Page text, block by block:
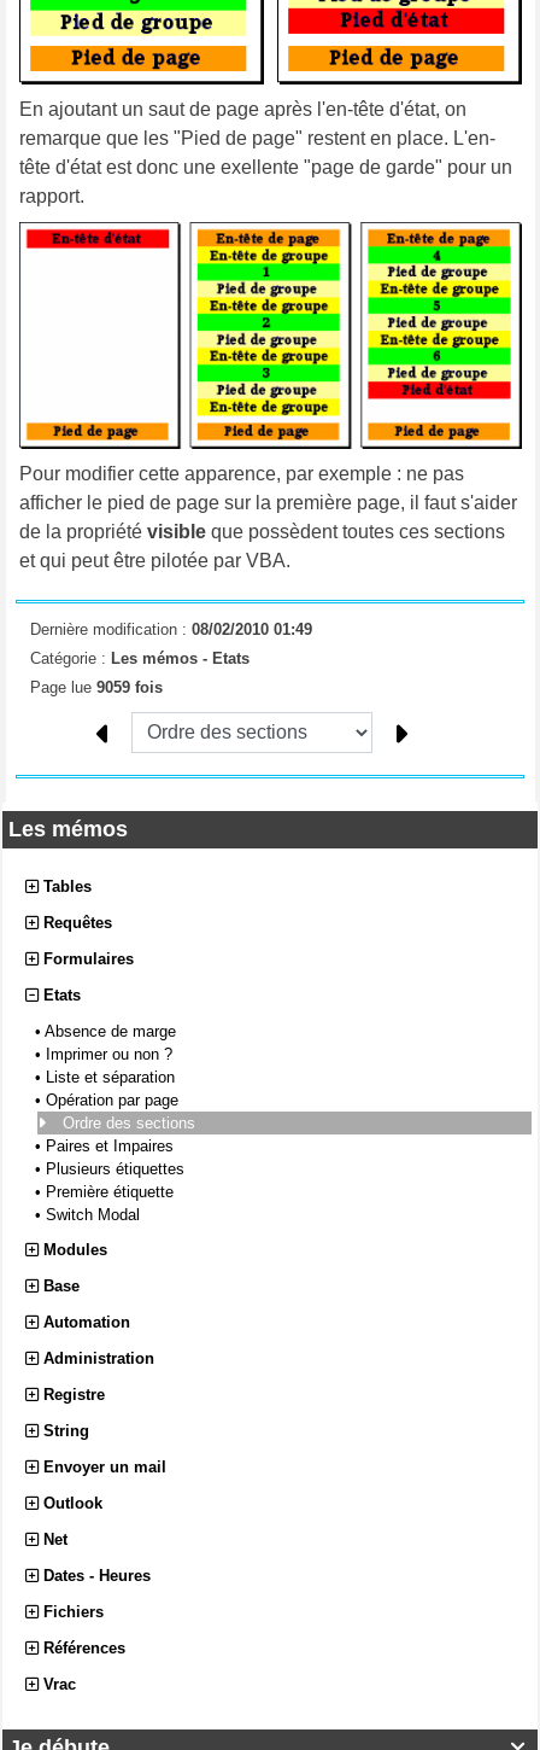
Les mémos
Tables
Requêtes
Formulaires
Etats
• Absence de marge
• Imprimer ou non ?
•
Liste et séparation
• Opération par page
Ordre des sections
• Paires et Impaires
• Plusieurs étiquettes
• Première étiquette
• Switch Modal
Modules
Base
Automation
Administration
Registre
String
Envoyer un mail
Outlook
Net
Dates - Heures
Fichiers
Références
Vrac
En ajoutant un saut de page après l'en-tête d'état, on
remarque que les "Pied de page" restent en place. L'en-
tête d'état est donc une exellente "page de garde" pour un
rapport.
Pour modifier cette apparence, par exemple : ne pas
afficher le pied de page sur la première page, il faut s'aider
de la propriété visibleque possèdent toutes ces sections
et qui peut être pilotée par VBA.
Dernière modification : 08/02/2010 01:49
Catégorie : Les mémos - Etats
Page lue 9059 fois